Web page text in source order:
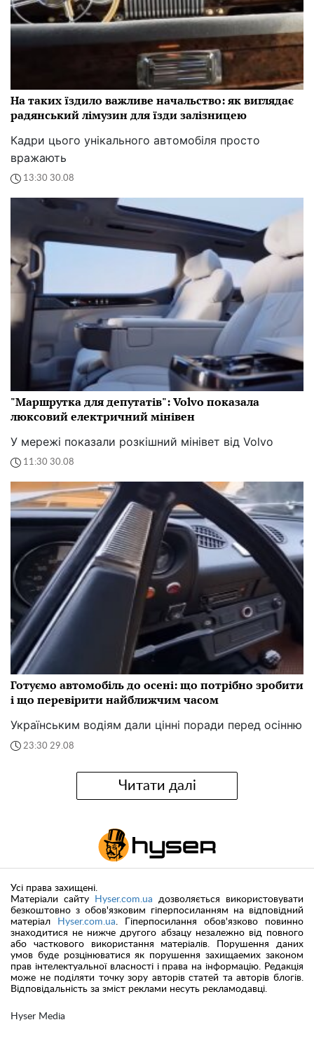
На таких їздило важливе начальство: як виглядає
радянський лімузин для їзди залізницею
Кадри цього унікального автомобіля просто
вражають
13:30 30.08
"Маршрутка для депутатів": Volvo показала
люксовий електричний мінівен
У мережі показали розкішний мінівет від Volvo
11:30 30.08
Готуємо автомобіль до осені: що потрібно зробити
і що перевірити найближчим часом
Українським водіям дали цінні поради перед осінню
23:30 29.08
Читати далі
Hyser Media
Усі права захищені.
Матеріали сайту
Hyser.com.ua дозволяється використовувати
безкоштовно з обов'язковим гіперпосиланням на відповідний
матеріал
Hyser.com.ua. Гіперпосилання обов'язково повинно
знаходитися не нижче другого абзацу незалежно від повного
або часткового використання матеріалів. Порушення даних
умов буде розцінюватися як порушення захищаемих законом
прав інтелектуальної власності і права на інформацію. Редакція
може не поділяти точку зору авторів статей та авторів блогів.
Відповідальність за зміст реклами несуть рекламодавці.